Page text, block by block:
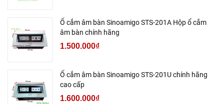
Ổ cắm âm bàn Sinoamigo STS-201A Hộp ổ cắm
âm bàn chính hãng
1.500.000₫
Ổ cắm âm bàn Sinoamigo STS-201U chính hãng
cao cấp
1.600.000₫